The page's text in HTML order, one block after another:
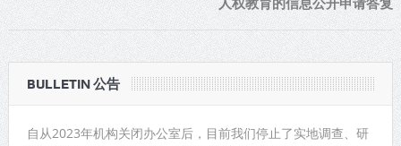
BULLETIN 公告
自从2023年机构关闭办公室后，目前我们停止了实地调查、研